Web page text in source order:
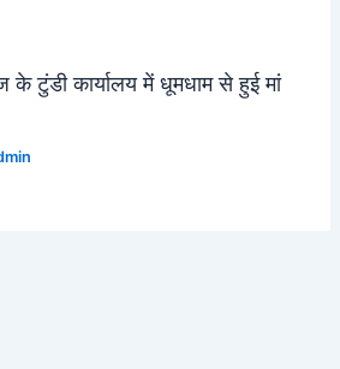
के टुंडी कार्यालय में धूमधाम से हुई मां